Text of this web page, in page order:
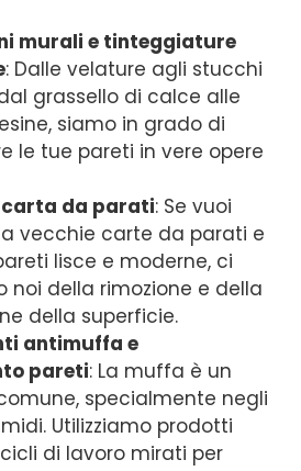
murali e tinteggiature
: Dalle velature agli stucchi
grassello di calce alle
siamo in grado di
le tue pareti in vere opere
carta da parati: Se vuoi
vecchie carte da parati e
lisce e moderne, ci
noi della rimozione e della
della superficie.
antimuffa e
pareti: La muffa è un
specialmente negli
Utilizziamo prodotti
di lavoro mirati per